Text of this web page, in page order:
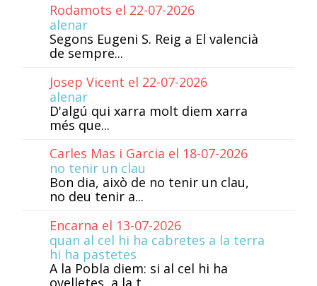
Rodamots el 22-07-2026
alenar
Segons Eugeni S. Reig a El valencià
de sempre...
Josep Vicent el 22-07-2026
alenar
D'algú qui xarra molt diem xarra
més que...
Carles Mas i Garcia el 18-07-2026
no tenir un clau
Bon dia, això de no tenir un clau,
no deu tenir a...
Encarna el 13-07-2026
quan al cel hi ha cabretes a la terra
hi ha pastetes
A la Pobla diem: si al cel hi ha